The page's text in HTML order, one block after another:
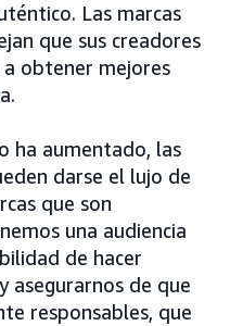
Las marcas
que sus creadores
obtener mejores
ha aumentado, las
darse el lujo de
que son
una audiencia
de hacer
asegurarnos de que
responsables, que